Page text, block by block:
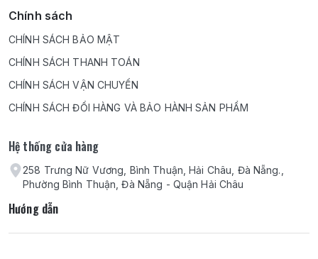
Chính sách
CHÍNH SÁCH BẢO MẬT
CHÍNH SÁCH THANH TOÁN
CHÍNH SÁCH VẬN CHUYỂN
CHÍNH SÁCH ĐỔI HÀNG VÀ BẢO HÀNH SẢN PHẨM
Hệ thống cửa hàng
258 Trưng Nữ Vương, Bình Thuận, Hải Châu, Đà Nẵng.,
Phường Bình Thuận, Đà Nẵng - Quận Hải Châu
Hướng dẫn